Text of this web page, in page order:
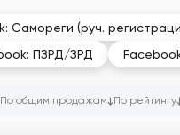
Самореги (руч.
ПЗРД/ЗРД
По общим продажам По рейтингу